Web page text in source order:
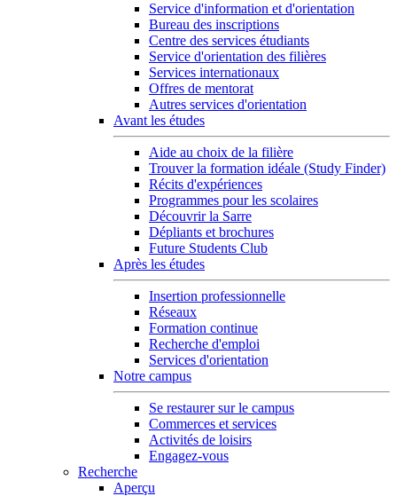
Service d'information et d'orientation
Bureau des inscriptions
Centre des services étudiants
Service d'orientation des filières
Services internationaux
Offres de mentorat
Autres services d'orientation
Avant les études
Aide au choix de la filière
Trouver la formation idéale (Study Finder)
Récits d'expériences
Programmes pour les scolaires
Découvrir la Sarre
Dépliants et brochures
Future Students Club
Après les études
Insertion professionnelle
Réseaux
Formation continue
Recherche d'emploi
Services d'orientation
Notre campus
Se restaurer sur le campus
Commerces et services
Activités de loisirs
Engagez-vous
Recherche
Aperçu